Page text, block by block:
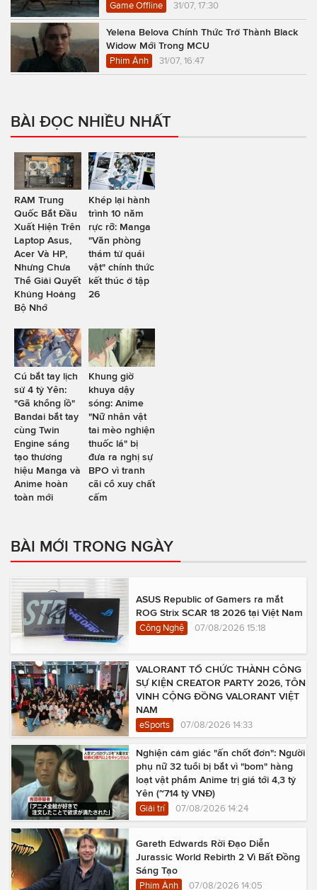
Game Offline 31/07, 17:30
Yelena Belova Chính Thức Trở Thành Black
Widow Mới Trong MCU
Phim Ảnh 31/07, 16:47
BÀI ĐỌC NHIỀU NHẤT
RAM Trung
Quốc Bắt Đầu
Xuất Hiện Trên
Laptop Asus,
Acer Và HP,
Nhưng Chưa
Thể Giải Quyết
Khủng Hoảng
Bộ Nhớ
Khép lại hành
trình 10 năm
rực rỡ: Manga
"Văn phòng
thám tử quái
vật" chính thức
kết thúc ở tập
26
Cú bắt tay lịch
sử 4 tỷ Yên:
"Gã khổng lồ"
Bandai bắt tay
cùng Twin
Engine sáng
tạo thương
hiệu Manga và
Anime hoàn
toàn mới
Khung giờ
khuya dậy
sóng: Anime
"Nữ nhân vật
tai mèo nghiện
thuốc lá" bị
đưa ra nghị sự
BPO vì tranh
cãi cổ xuy chất
cấm
BÀI MỚI TRONG NGÀY
ASUS Republic of Gamers ra mắt
ROG Strix SCAR 18 2026 tại Việt Nam
Công Nghệ 07/08/2026 15:18
VALORANT TỔ CHỨC THÀNH CÔNG
SỰ KIỆN CREATOR PARTY 2026, TÔN
VINH CỘNG ĐỒNG VALORANT VIỆT
NAM
eSports 07/08/2026 14:33
Nghiện cảm giác "ấn chốt đơn": Người
phụ nữ 32 tuổi bị bắt vì "bom" hàng
loạt vật phẩm Anime trị giá tới 4,3 tỷ
Yên (~714 tỷ VNĐ)
Giải trí 07/08/2026 14:24
Gareth Edwards Rời Đạo Diễn
Jurassic World Rebirth 2 Vì Bất Đồng
Sáng Tạo
Phim Ảnh 07/08/2026 14:05